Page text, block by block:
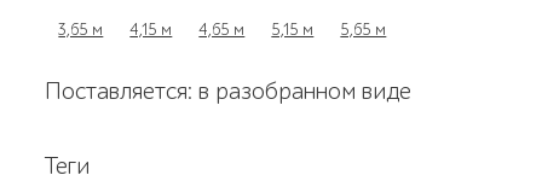
3,65 м 4,15 м 4,65 м 5,15 м 5,65 м
Поставляется: в разобранном виде
Теги